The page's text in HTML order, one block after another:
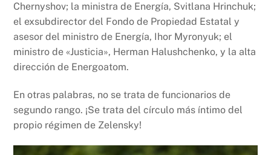
Chernyshov; la ministra de Energía, Svitlana Hrinchuk;
el exsubdirector del Fondo de Propiedad Estatal y
asesor del ministro de Energía, Ihor Myronyuk; el
ministro de «Justicia», Herman Halushchenko, y la alta
dirección de Energoatom.
En otras palabras, no se trata de funcionarios de
segundo rango. ¡Se trata del círculo más íntimo del
propio régimen de Zelensky!